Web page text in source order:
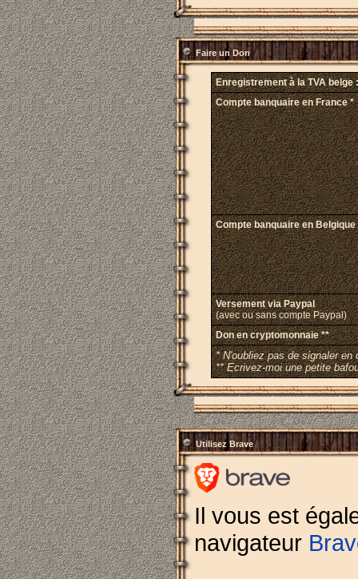
Faire un Don
Enregistrement à la TVA belge :
Compte banquaire en France *
Compte banquaire en Belgique
Versement via Paypal
(avec ou sans compte Paypal)
Don en cryptomonnaie **
* N'oubliez pas de signaler
** Ecrivez-moi une petite
Utilisez Brave
Il vous est
navigateur